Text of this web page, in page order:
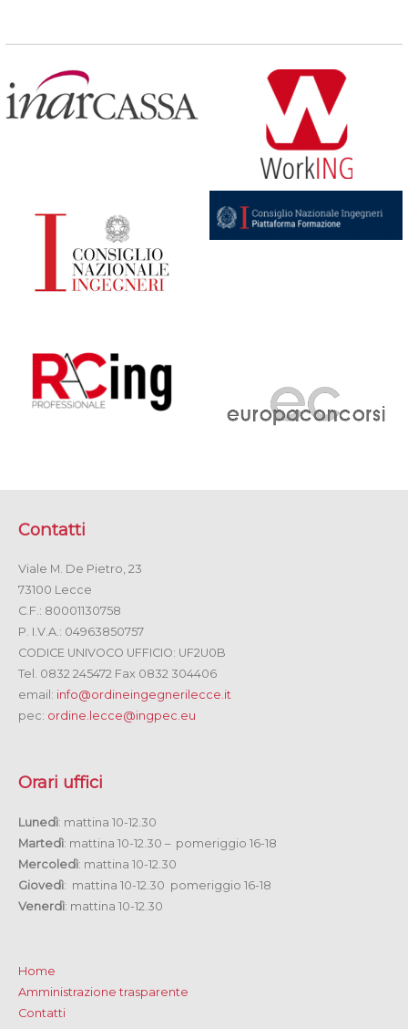
Contatti
Viale M. De Pietro, 23
73100 Lecce
C.F.: 80001130758
P. I.V.A.: 04963850757
CODICE UNIVOCO UFFICIO: UF2U0B
Tel. 0832 245472 Fax 0832 304406
email: info@ordineingegnerilecce.it
pec: ordine.lecce@ingpec.eu
Orari uffici
Lunedì: mattina 10-12.30
Martedì: mattina 10-12.30 – pomeriggio 16-18
Mercoledì: mattina 10-12.30
Giovedì: mattina 10-12.30 pomeriggio 16-18
Venerdì: mattina 10-12.30
Home
Amministrazione trasparente
Contatti